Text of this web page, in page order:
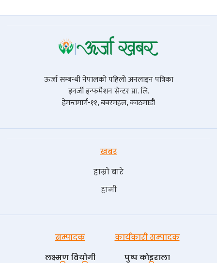
ऊर्जा सम्बन्धी नेपालको पहिलो अनलाइन पत्रिका
इनर्जी इन्फर्मेशन सेन्टर प्रा. लि.
हेमन्तमार्ग-११, बबरमहल, काठमाडौं
खबर
हाम्रो बारे
हामी
सम्पादक
लक्ष्मण वियोगी
कार्यकारी सम्पादक
पुष्प काेइराला